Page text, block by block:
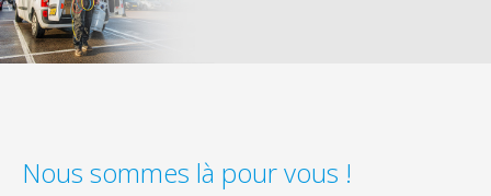
Nous sommes là pour vous !